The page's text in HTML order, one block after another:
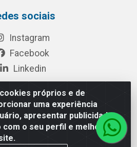
próprios e de
uma experiência
apresentar publicidade
o seu perfil e melhorar a
sociais
Instagram
Facebook
Linkedin
Paulista São Paulo/SP - CEP
03.010.739/0001-72